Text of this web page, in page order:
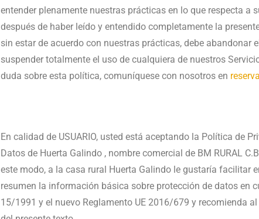
entender plenamente nuestras prácticas en lo que respecta a
después de haber leído y entendido completamente la
sin estar de acuerdo con nuestras prácticas, debe abandonar
suspender totalmente el uso de cualquiera de nuestros
duda sobre esta política, comuníquese con nosotros en
En calidad de USUARIO, usted está aceptando la Política de
Datos de Huerta Galindo , nombre comercial de BM RURAL
este modo, a la casa rural Huerta Galindo le gustaría facilitar
resumen la información básica sobre protección de datos en
15/1991 y el nuevo Reglamento UE 2016/679 y recomienda